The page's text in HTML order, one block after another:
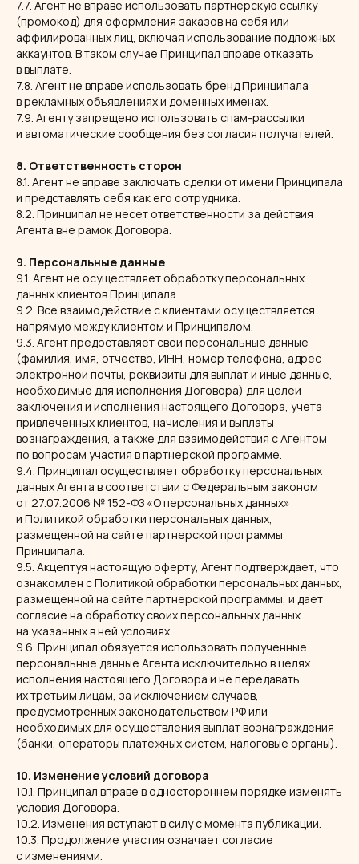
7.7. Агент не вправе использовать партнерскую ссылку
(промокод) для оформления заказов на себя или
аффилированных лиц, включая использование подложных
аккаунтов. В таком случае Принципал вправе отказать
в выплате.
7.8. Агент не вправе использовать бренд Принципала
в рекламных объявлениях и доменных именах.
7.9. Агенту запрещено использовать спам-рассылки
и автоматические сообщения без согласия получателей.
8. Ответственность сторон
8.1. Агент не вправе заключать сделки от имени Принципала
и представлять себя как его сотрудника.
8.2. Принципал не несет ответственности за действия
Агента вне рамок Договора.
9. Персональные данные
9.1. Агент не осуществляет обработку персональных
данных клиентов Принципала.
9.2. Все взаимодействие с клиентами осуществляется
напрямую между клиентом и Принципалом.
9.3. Агент предоставляет свои персональные данные
(фамилия, имя, отчество, ИНН, номер телефона, адрес
электронной почты, реквизиты для выплат и иные данные,
необходимые для исполнения Договора) для целей
заключения и исполнения настоящего Договора, учета
привлеченных клиентов, начисления и выплаты
вознаграждения, а также для взаимодействия с Агентом
по вопросам участия в партнерской программе.
9.4. Принципал осуществляет обработку персональных
данных Агента в соответствии с Федеральным законом
от 27.07.2006 № 152-ФЗ «О персональных данных»
и Политикой обработки персональных данных,
размещенной на сайте партнерской программы
Принципала.
9.5. Акцептуя настоящую оферту, Агент подтверждает, что
ознакомлен с Политикой обработки персональных данных,
размещенной на сайте партнерской программы, и дает
согласие на обработку своих персональных данных
на указанных в ней условиях.
9.6. Принципал обязуется использовать полученные
персональные данные Агента исключительно в целях
исполнения настоящего Договора и не передавать
их третьим лицам, за исключением случаев,
предусмотренных законодательством РФ или
необходимых для осуществления выплат вознаграждения
(банки, операторы платежных систем, налоговые органы).
10. Изменение условий договора
10.1. Принципал вправе в одностороннем порядке изменять
условия Договора.
10.2. Изменения вступают в силу с момента публикации.
10.3. Продолжение участия означает согласие
с изменениями.